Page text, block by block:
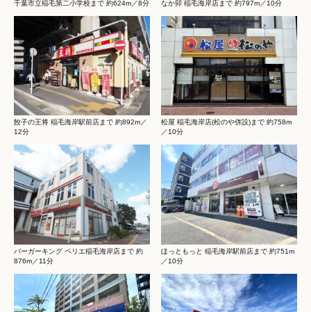
千葉市立稲毛第二小学校まで 約624m／8分 なか卯 稲毛海岸店まで 約797m／10分
餃子の王将 稲毛海岸駅前店まで 約892m／
12分
松屋 稲毛海岸店(松のや併設)まで 約758m
／10分
バーガーキング ペリエ稲毛海岸店まで 約
876m／11分
ほっともっと 稲毛海岸駅前店まで 約751m
／10分